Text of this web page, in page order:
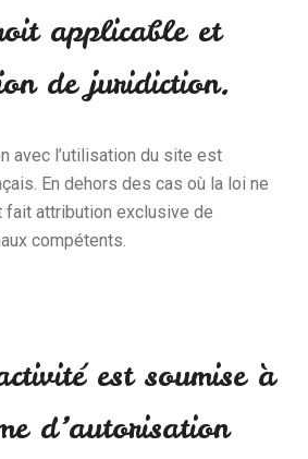
applicable et
de juridiction.
avec l’utilisation du site est
En dehors des cas où la loi ne
fait attribution exclusive de
compétents.
est soumise à
d’autorisation